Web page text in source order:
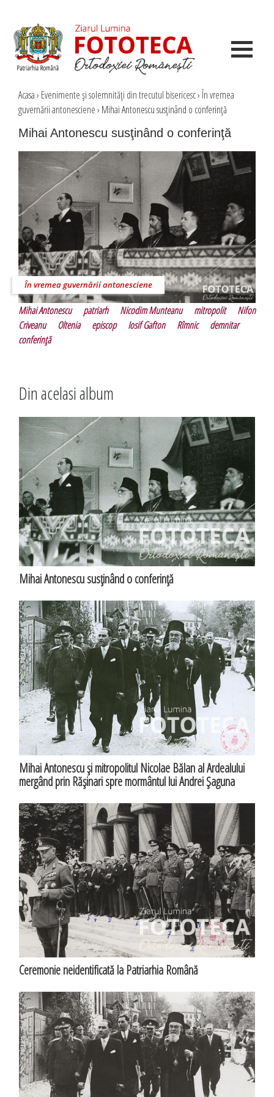
Acasa› Evenimente şi solemnităţi din trecutul bisericesc›În vremea
guvernării antonesciene› Mihai Antonescu susţinând o conferinţă
Mihai Antonescu susţinând o conferinţă
În vremea guvernării antonesciene
Mihai Antonescu patriarh Nicodim Munteanu mitropolit
Nifon
Criveanu
Oltenia episcop Iosif Gafton Rîmnic
demnitar
conferinţă
Din acelasi album
Mihai Antonescu susţinând o conferinţă
Mihai Antonescu şi mitropolitul Nicolae Bălan al Ardealului
mergând prin Răşinari spre mormântul lui Andrei Şaguna
Ceremonie neidentificată la Patriarhia Română